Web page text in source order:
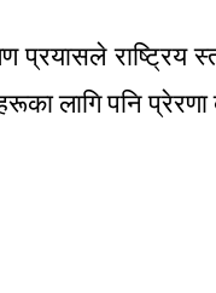
प्रयासले राष्ट्रिय
लागि पनि प्रेरणा